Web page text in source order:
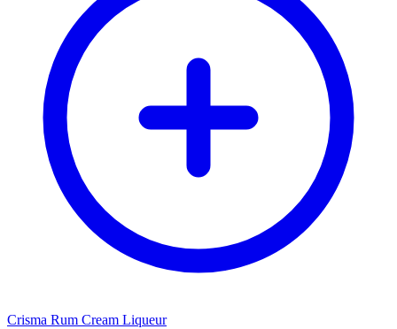
Crisma Rum Cream Liqueur